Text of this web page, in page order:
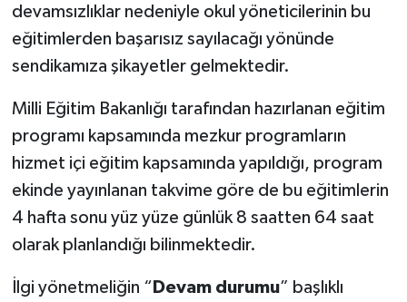
devamsızlıklar nedeniyle okul yöneticilerinin bu
eğitimlerden başarısız sayılacağı yönünde
sendikamıza şikayetler gelmektedir.
Milli Eğitim Bakanlığı tarafından hazırlanan eğitim
programı kapsamında mezkur programların
hizmet içi eğitim kapsamında yapıldığı, program
ekinde yayınlanan takvime göre de bu eğitimlerin
4 hafta sonu yüz yüze günlük 8 saatten 64 saat
olarak planlandığı bilinmektedir.
İlgi yönetmeliğin “ Devam durumu” başlıklı